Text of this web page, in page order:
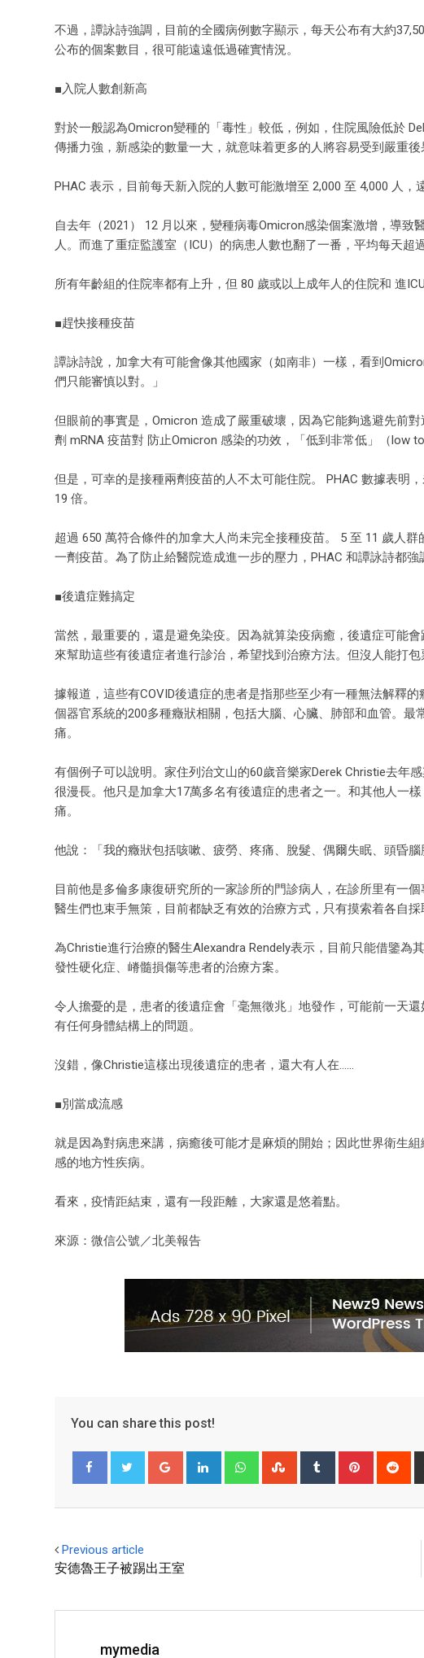
不過，譚詠詩強調，目前的全國病例數字顯示，每天公布有大約
公布的個案數目，很可能遠遠低過確實情況。
■入院人數創新高
對於一般認為Omicron變種的「毒性」較低，例如，住院風險低於
傳播力強，新感染的數量一大，就意味着更多的人將容易受到嚴重後
PHAC 表示，目前每天新入院的人數可能激增至 2,000 至 4,000 人，
自去年（2021） 12 月以來，變種病毒Omicron感染個案激增，導
人。而進了重症監護室（ICU）的病患人數也翻了一番，平均每天超
所有年齡組的住院率都有上升，但 80 歲或以上成年人的住院和 進
■趕快接種疫苗
譚詠詩說，加拿大有可能會像其他國家（如南非）一樣，看到
們只能審慎以對。」
但眼前的事實是，Omicron 造成了嚴重破壞，因為它能夠逃避先前
劑 mRNA 疫苗對 防止Omicron 感染的功效，「低到非常低」（low to
但是，可幸的是接種兩劑疫苗的人不太可能住院。 PHAC 數據表明
19 倍。
超過 650 萬符合條件的加拿大人尚未完全接種疫苗。 5 至 11 歲人
一劑疫苗。為了防止給醫院造成進一步的壓力，PHAC 和譚詠詩都強
■後遺症難搞定
當然，最重要的，還是避免染疫。因為就算染疫病癒，後遺症可能
來幫助這些有後遺症者進行診治，希望找到治療方法。但沒人能打包
據報道，這些有COVID後遺症的患者是指那些至少有一種無法解釋
個器官系統的200多種癥狀相關，包括大腦、心臟、肺部和血管。
痛。
有個例子可以說明。家住列治文山的60歲音樂家Derek Christie去年
很漫長。他只是加拿大17萬多名有後遺症的患者之一。和其他人一
痛。
他說：「我的癥狀包括咳嗽、疲勞、疼痛、脫髮、偶爾失眠、頭昏腦
目前他是多倫多康復研究所的一家診所的門診病人，在診所里有一
醫生們也束手無策，目前都缺乏有效的治療方式，只有摸索着各自採
為Christie進行治療的醫生Alexandra Rendely表示，目前只能借鑒
發性硬化症、嵴髓損傷等患者的治療方案。
令人擔憂的是，患者的後遺症會「毫無徵兆」地發作，可能前一天
有任何身體結構上的問題。
沒錯，像Christie這樣出現後遺症的患者，還大有人在……
■別當成流感
就是因為對病患來講，病癒後可能才是麻煩的開始；因此世界衛生
感的地方性疾病。
看來，疫情距結束，還有一段距離，大家還是悠着點。
來源：微信公號／北美報告
You can share this post!
Previous article
安德魯王子被踢出王室
mymedia